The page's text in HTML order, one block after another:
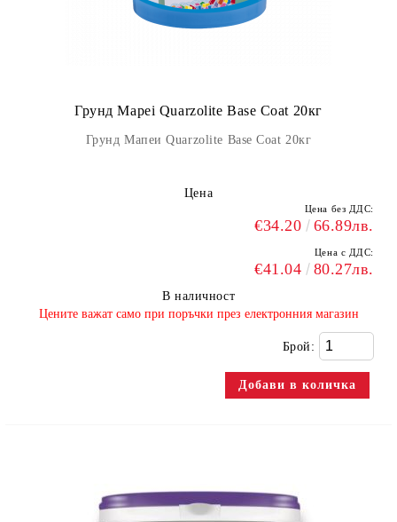
Грунд Mapei Quarzolite Base Coat 20кг
Грунд Мапеи Quarzolite Base Coat 20кг
Цена
Цена без ДДС:
€34.20 66.89лв.
Цена с ДДС:
€41.04 80.27лв.
В наличност
​Цените важат само при поръчки през електронния магазин
Брой: